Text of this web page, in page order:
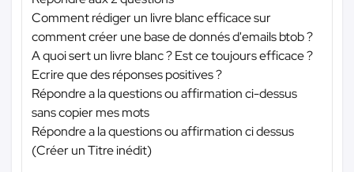
Comment rédiger un livre blanc efficace sur
comment créer une base de donnés d'emails btob ?
A quoi sert un livre blanc ? Est ce toujours efficace ?
Ecrire que des réponses positives ?
Répondre a la questions ou affirmation ci-dessus
sans copier mes mots
Répondre a la questions ou affirmation ci dessus
(Créer un Titre inédit)